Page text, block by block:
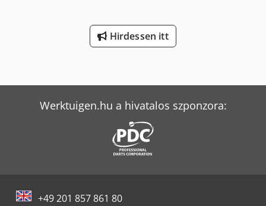
Hirdessen itt
Werktuigen.hu a hivatalos szponzora:
+49 201 857 861 80